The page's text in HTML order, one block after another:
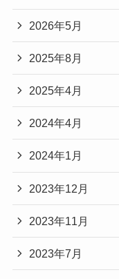
2026年5月
2025年8月
2025年4月
2024年4月
2024年1月
2023年12月
2023年11月
2023年7月